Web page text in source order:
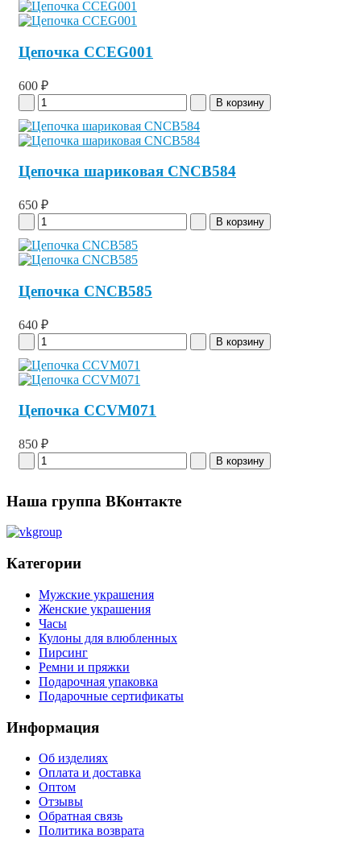
Цепочка CCEG001
600 ₽
Цепочка шариковая CNCB584
650 ₽
Цепочка CNCB585
640 ₽
Цепочка CCVM071
850 ₽
Наша группа ВКонтакте
Категории
Мужские украшения
Женские украшения
Часы
Кулоны для влюбленных
Пирсинг
Ремни и пряжки
Подарочная упаковка
Подарочные сертификаты
Информация
Об изделиях
Оплата и доставка
Оптом
Отзывы
Обратная связь
Политика возврата